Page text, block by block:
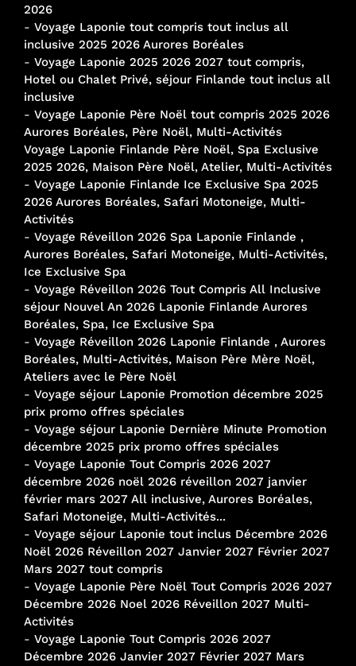
2026
- Voyage Laponie tout compris tout inclus all
inclusive 2025 2026 Aurores Boréales
- Voyage Laponie 2025 2026 2027 tout compris,
Hotel ou Chalet Privé, séjour Finlande tout inclus all
inclusive
- Voyage Laponie Père Noël tout compris 2025 2026
Aurores Boréales, Père Noël, Multi-Activités
Voyage Laponie Finlande Père Noël, Spa Exclusive
2025 2026, Maison Père Noël, Atelier, Multi-Activités
- Voyage Laponie Finlande Ice Exclusive Spa 2025
2026 Aurores Boréales, Safari Motoneige, Multi-
Activités
- Voyage Réveillon 2026 Spa Laponie Finlande ,
Aurores Boréales, Safari Motoneige, Multi-Activités,
Ice Exclusive Spa
- Voyage Réveillon 2026 Tout Compris All Inclusive
séjour Nouvel An 2026 Laponie Finlande Aurores
Boréales, Spa, Ice Exclusive Spa
- Voyage Réveillon 2026 Laponie Finlande , Aurores
Boréales, Multi-Activités, Maison Père Mère Noël,
Ateliers avec le Père Noël
- Voyage séjour Laponie Promotion décembre 2025
prix promo offres spéciales
- Voyage séjour Laponie Dernière Minute Promotion
décembre 2025 prix promo offres spéciales
- Voyage Laponie Tout Compris 2026 2027
décembre 2026 noël 2026 réveillon 2027 janvier
février mars 2027 All inclusive, Aurores Boréales,
Safari Motoneige, Multi-Activités...
- Voyage séjour Laponie tout inclus Décembre 2026
Noël 2026 Réveillon 2027 Janvier 2027 Février 2027
Mars 2027 tout compris
- Voyage Laponie Père Noël Tout Compris 2026 2027
Décembre 2026 Noel 2026 Réveillon 2027 Multi-
Activités
- Voyage Laponie Tout Compris 2026 2027
Décembre 2026 Janvier 2027 Février 2027 Mars